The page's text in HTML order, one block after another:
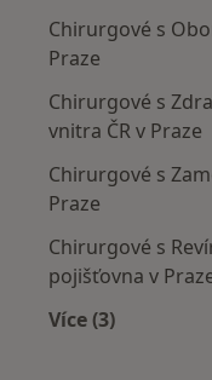
Chirurgové s
Praze
Chirurgové s
vnitra ČR v Praze
Chirurgové s
Praze
Chirurgové s
pojišťovna v
Více (3)